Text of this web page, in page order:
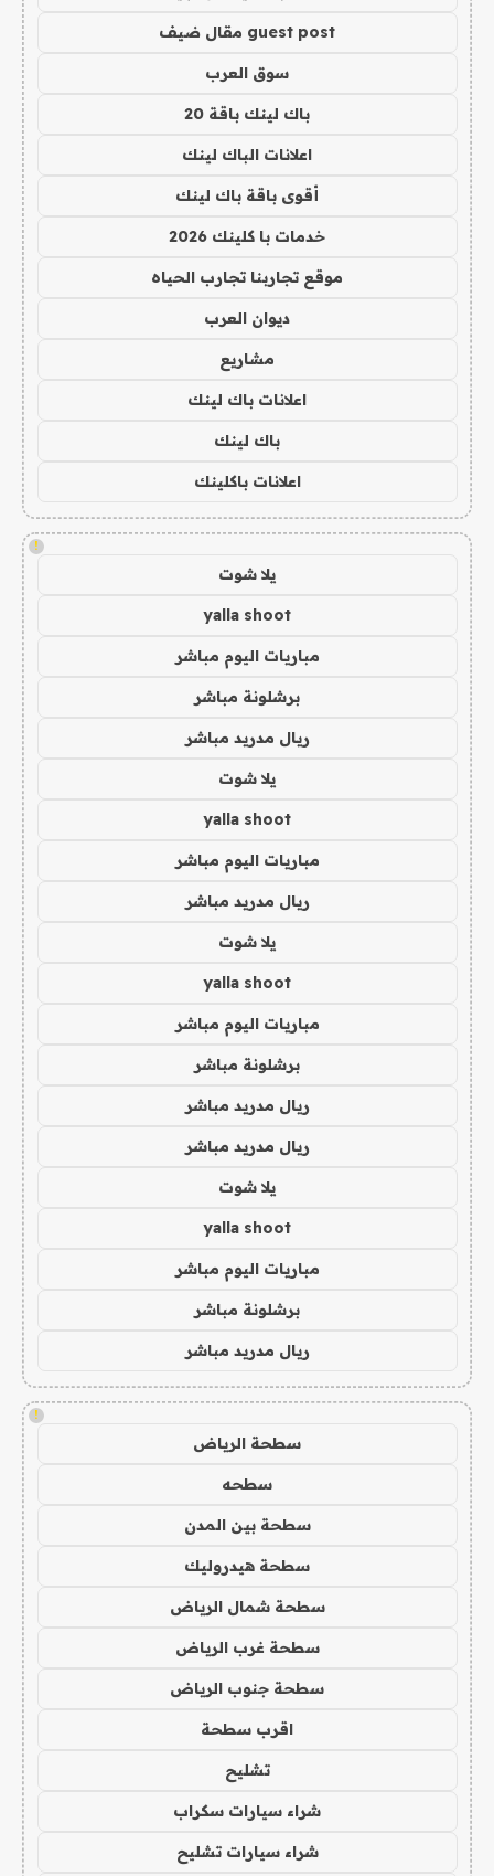
guest post مقال ضيف
سوق العرب
باك لينك باقة 20
اعلانات الباك لينك
أقوى باقة باك لينك
خدمات با كلينك 2026
موقع تجاربنا تجارب الحياه
ديوان العرب
مشاريع
اعلانات باك لينك
باك لينك
اعلانات باكلينك
!
يلا شوت
yalla shoot
مباريات اليوم مباشر
برشلونة مباشر
ريال مدريد مباشر
يلا شوت
yalla shoot
مباريات اليوم مباشر
ريال مدريد مباشر
يلا شوت
yalla shoot
مباريات اليوم مباشر
برشلونة مباشر
ريال مدريد مباشر
ريال مدريد مباشر
يلا شوت
yalla shoot
مباريات اليوم مباشر
برشلونة مباشر
ريال مدريد مباشر
!
سطحة الرياض
سطحه
سطحة بين المدن
سطحة هيدروليك
سطحة شمال الرياض
سطحة غرب الرياض
سطحة جنوب الرياض
اقرب سطحة
تشليح
شراء سيارات سكراب
شراء سيارات تشليح